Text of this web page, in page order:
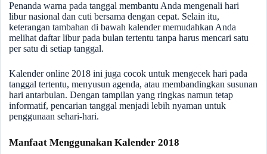
Penanda warna pada tanggal membantu Anda mengenali hari
libur nasional dan cuti bersama dengan cepat. Selain itu,
keterangan tambahan di bawah kalender memudahkan Anda
melihat daftar libur pada bulan tertentu tanpa harus mencari satu
per satu di setiap tanggal.
Kalender online 2018 ini juga cocok untuk mengecek hari pada
tanggal tertentu, menyusun agenda, atau membandingkan susunan
hari antarbulan. Dengan tampilan yang ringkas namun tetap
informatif, pencarian tanggal menjadi lebih nyaman untuk
penggunaan sehari-hari.
Manfaat Menggunakan Kalender 2018